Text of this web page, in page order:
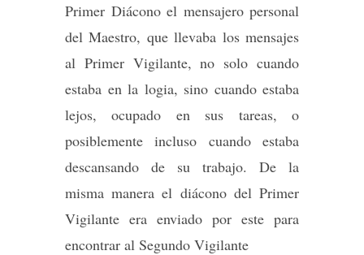
Primer Diácono el mensajero personal
del Maestro, que llevaba los mensajes
al Primer Vigilante, no solo cuando
estaba en la logia, sino cuando estaba
lejos, ocupado en sus tareas, o
posiblemente incluso cuando estaba
descansando de su trabajo. De la
misma manera el diácono del Primer
Vigilante era enviado por este para
encontrar al Segundo Vigilante